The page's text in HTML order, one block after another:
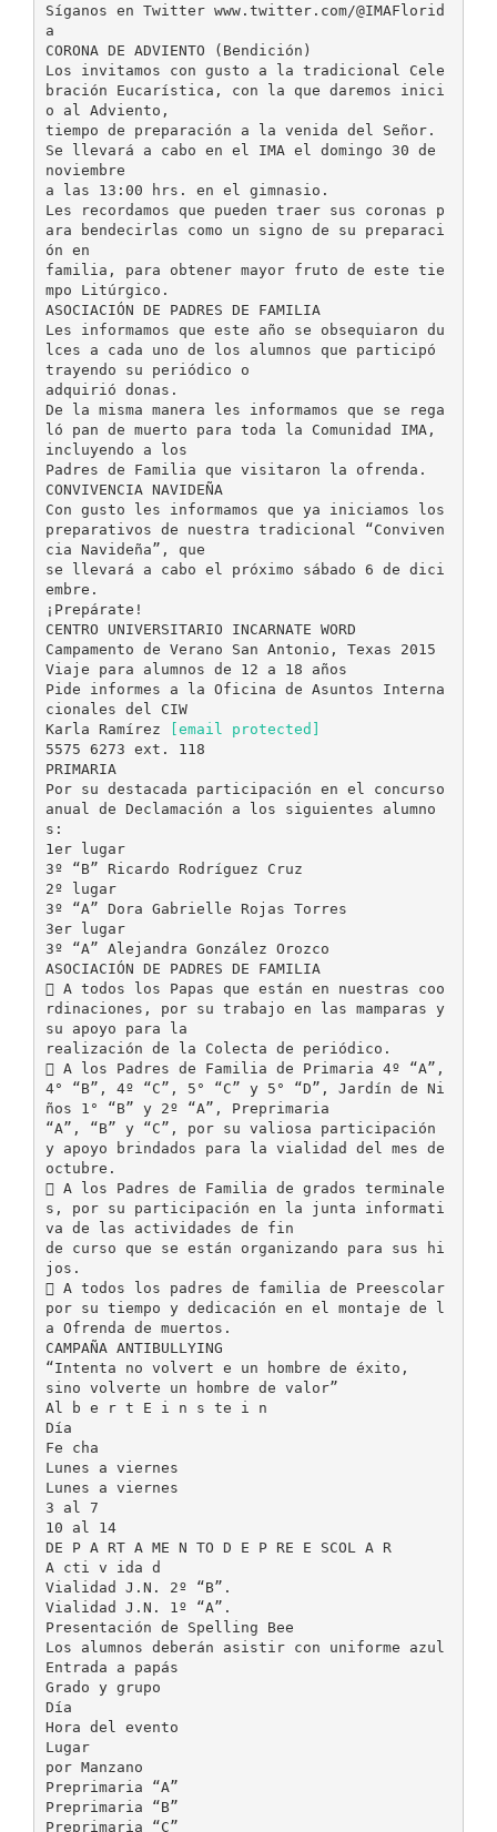
Síganos en Twitter www.twitter.com/@IMAFlorid
a
CORONA DE ADVIENTO (Bendición)
Los invitamos con gusto a la tradicional Cele
bración Eucarística, con la que daremos inici
o al Adviento,
tiempo de preparación a la venida del Señor.
Se llevará a cabo en el IMA el domingo 30 de
noviembre
a las 13:00 hrs. en el gimnasio.
Les recordamos que pueden traer sus coronas p
ara bendecirlas como un signo de su preparaci
ón en
familia, para obtener mayor fruto de este tie
mpo Litúrgico.
ASOCIACIÓN DE PADRES DE FAMILIA
Les informamos que este año se obsequiaron du
lces a cada uno de los alumnos que participó
trayendo su periódico o
adquirió donas.
De la misma manera les informamos que se rega
ló pan de muerto para toda la Comunidad IMA,
incluyendo a los
Padres de Familia que visitaron la ofrenda.
CONVIVENCIA NAVIDEÑA
Con gusto les informamos que ya iniciamos los
preparativos de nuestra tradicional “Conviven
cia Navideña”, que
se llevará a cabo el próximo sábado 6 de dici
embre.
¡Prepárate!
CENTRO UNIVERSITARIO INCARNATE WORD
Campamento de Verano San Antonio, Texas 2015
Viaje para alumnos de 12 a 18 años
Pide informes a la Oficina de Asuntos Interna
cionales del CIW
Karla Ramírez
[email protected]